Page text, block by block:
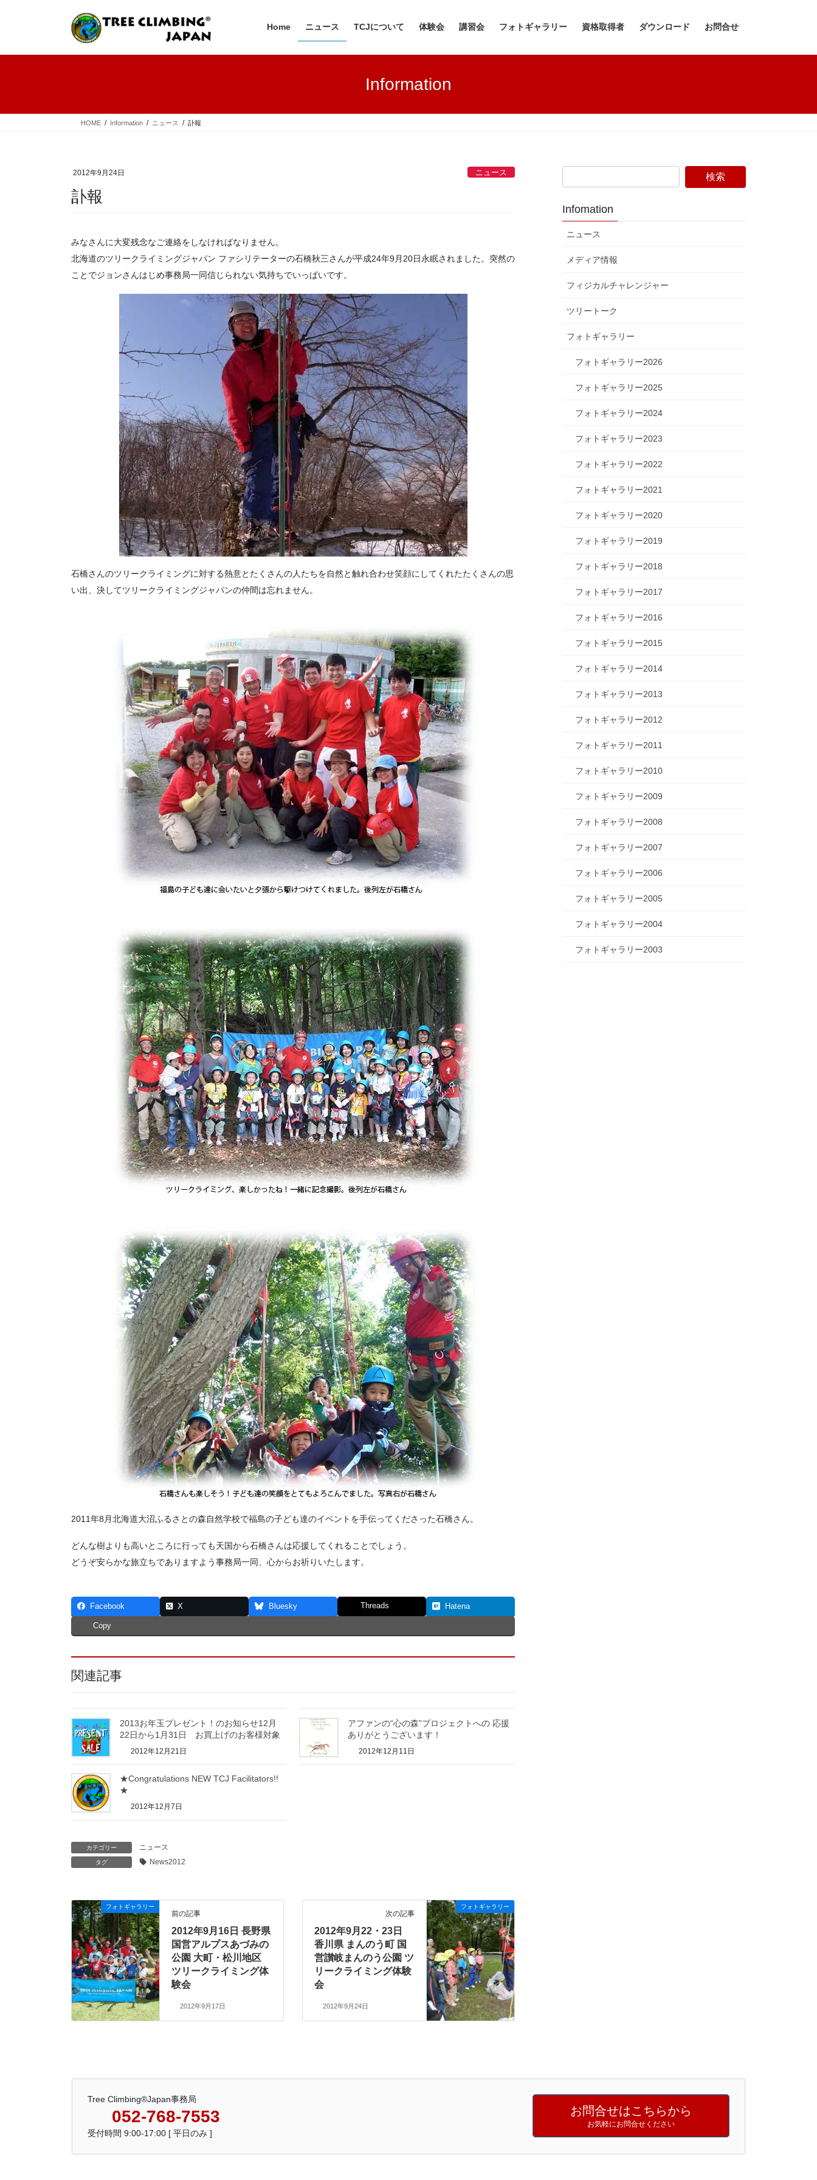
ツ
シ
Home ニュース TCJについて 体験会 講習会 フォトギャラリー 資格取得者 ダウンロード お問合せ
Information
HOME Information ニュース 訃報
2012年9月24日 ニュース
訃報
みなさんに大変残念なご連絡をしなければなりません。
北海道のツリークライミングジャパン ファシリテーターの石橋秋三さんが平成24年9月20日永眠されました。突然の
ことでジョンさんはじめ事務局一同信じられない気持ちでいっぱいです。
石橋さんのツリークライミングに対する熱意とたくさんの人たちを自然と触れ合わせ笑顔にしてくれたたくさんの思
い出、決してツリークライミングジャパンの仲間は忘れません。
2011年8月北海道大沼ふるさとの森自然学校で福島の子ども達のイベントを手伝ってくださった石橋さん。
どんな樹よりも高いところに行っても天国から石橋さんは応援してくれることでしょう。
どうぞ安らかな旅立ちでありますよう事務局一同、心からお祈りいたします。
Facebook X Bluesky Threads Hatena
Copy
関連記事
2013お年玉プレゼント！のお知らせ12月
22日から1月31日 お買上げのお客様対象
2012年12月21日
アファンの“心の森”プロジェクトへの 応援
ありがとうございます！
2012年12月11日
★Congratulations NEW TCJ Facilitators!!
★
2012年12月7日
カテゴリー ニュース
タグ News2012
フォトギャラリー
前の記事
2012年9月16日 長野県
国営アルプスあづみの
公園 大町・松川地区
ツリークライミング体
験会
2012年9月17日
フォトギャラリー
次の記事
2012年9月22・23日
香川県 まんのう町 国
営讃岐まんのう公園 ツ
リークライミング体験
会
2012年9月24日
Infomation
ニュース
メディア情報
フィジカルチャレンジャー
ツリートーク
フォトギャラリー
フォトギャラリー2026
フォトギャラリー2025
フォトギャラリー2024
フォトギャラリー2023
フォトギャラリー2022
フォトギャラリー2021
フォトギャラリー2020
フォトギャラリー2019
フォトギャラリー2018
フォトギャラリー2017
フォトギャラリー2016
フォトギャラリー2015
フォトギャラリー2014
フォトギャラリー2013
フォトギャラリー2012
フォトギャラリー2011
フォトギャラリー2010
フォトギャラリー2009
フォトギャラリー2008
フォトギャラリー2007
フォトギャラリー2006
フォトギャラリー2005
フォトギャラリー2004
フォトギャラリー2003
Tree Climbing®Japan事務局
052-768-7553
受付時間 9:00-17:00 [ 平日のみ ]
お問合せはこちらから
お気軽にお問合せください